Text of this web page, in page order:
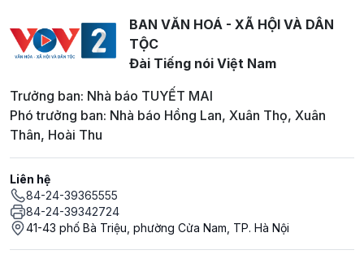
BAN VĂN HOÁ - XÃ HỘI VÀ DÂN
TỘC
Đài Tiếng nói Việt Nam
Trưởng ban: Nhà báo TUYẾT MAI
Phó trưởng ban: Nhà báo Hồng Lan, Xuân Thọ, Xuân
Thân, Hoài Thu
Liên hệ
84-24-39365555
84-24-39342724
41-43 phố Bà Triệu, phường Cửa Nam, TP. Hà Nội